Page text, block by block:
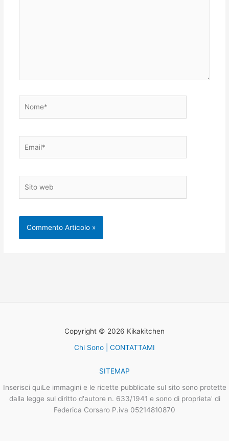
web
Copyright © 2026 Kikakitchen
Chi Sono | CONTATTAMI
SITEMAP
Inserisci quiLe immagini e le ricette pubblicate sul sito sono protette
dalla legge sul diritto d'autore n. 633/1941 e sono di proprieta' di
Federica Corsaro P.iva 05214810870